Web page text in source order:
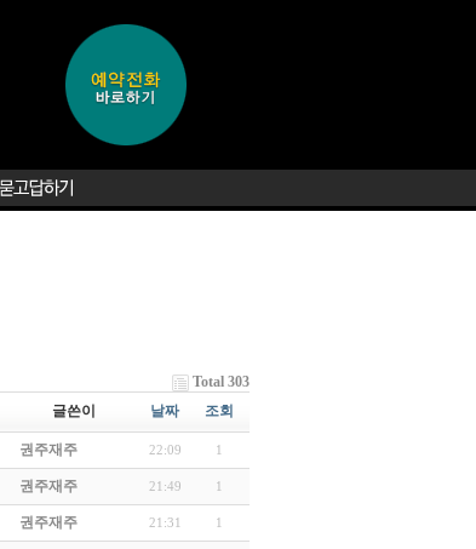
Total 303
글쓴이 날짜 조회
권주재주 22:09 1
권주재주 21:49 1
권주재주 21:31 1